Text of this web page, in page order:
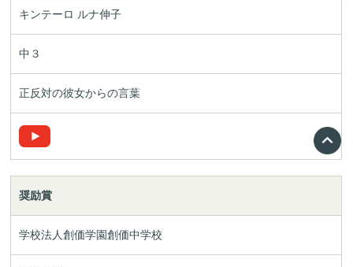
キンテーロ ルナ伸子
中３
正反対の彼女からの言葉
奨励賞
学校法人創価学園創価中学校